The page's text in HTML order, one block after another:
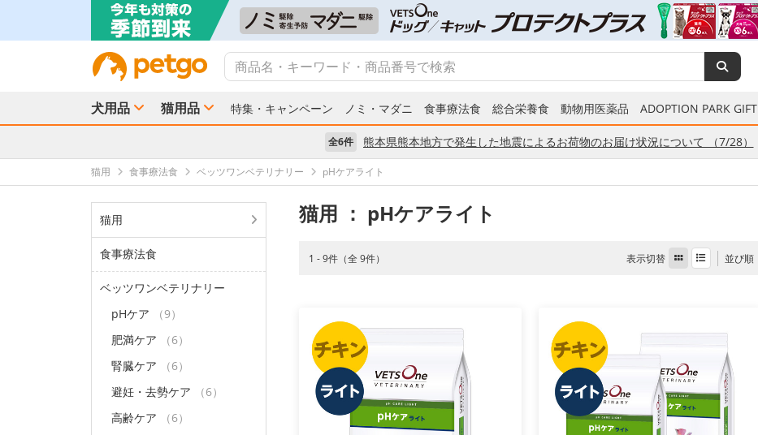
犬用品 猫用品 特集・キャンペーン ノミ・マダニ 食事療法食 総合栄養食 動物用医薬品 ADOPTION PARK GIFT
全6件 熊本県熊本地方で発生した地震によるお荷物のお届け状況について （7/28）
猫用 食事療法食 ベッツワンベテリナリー pHケアライト
猫用
食事療法食
ベッツワンベテリナリー
pHケア
（9）
肥満ケア
（6）
腎臓ケア
（6）
避妊・去勢ケア
（6）
高齢ケア
（6）
猫用 ： pHケアライト
1 - 9件（全 9件） 表示切替 並び順